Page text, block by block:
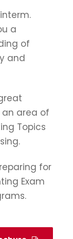
a
of
and
area of
Topics
for
Exam